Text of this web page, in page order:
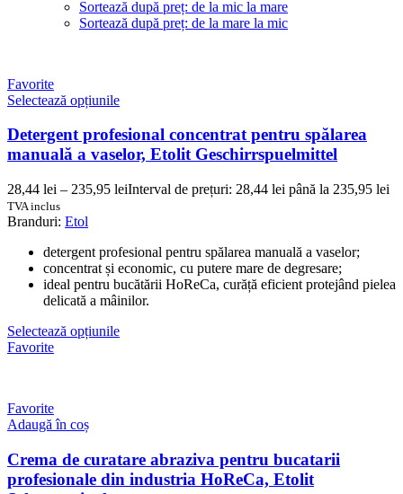
Sortează după preț: de la mic la mare
Sortează după preț: de la mare la mic
Favorite
Selectează opțiunile
Detergent profesional concentrat pentru spălarea
manuală a vaselor, Etolit Geschirrspuelmittel
28,44 lei – 235,95 leiInterval de prețuri: 28,44 lei până la 235,95 lei
TVA inclus
Branduri: Etol
detergent profesional pentru spălarea manuală a vaselor;
concentrat și economic, cu putere mare de degresare;
ideal pentru bucătării HoReCa, curăță eficient protejând pielea
delicată a mâinilor.
Selectează opțiunile
Favorite
Favorite
Adaugă în coș
Crema de curatare abraziva pentru bucatarii
profesionale din industria HoReCa, Etolit